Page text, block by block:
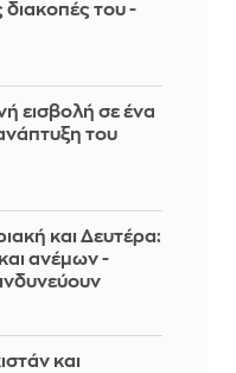
διακοπές του -
εισβολή σε ένα
του
και Δευτέρα:
ανέμων -
και